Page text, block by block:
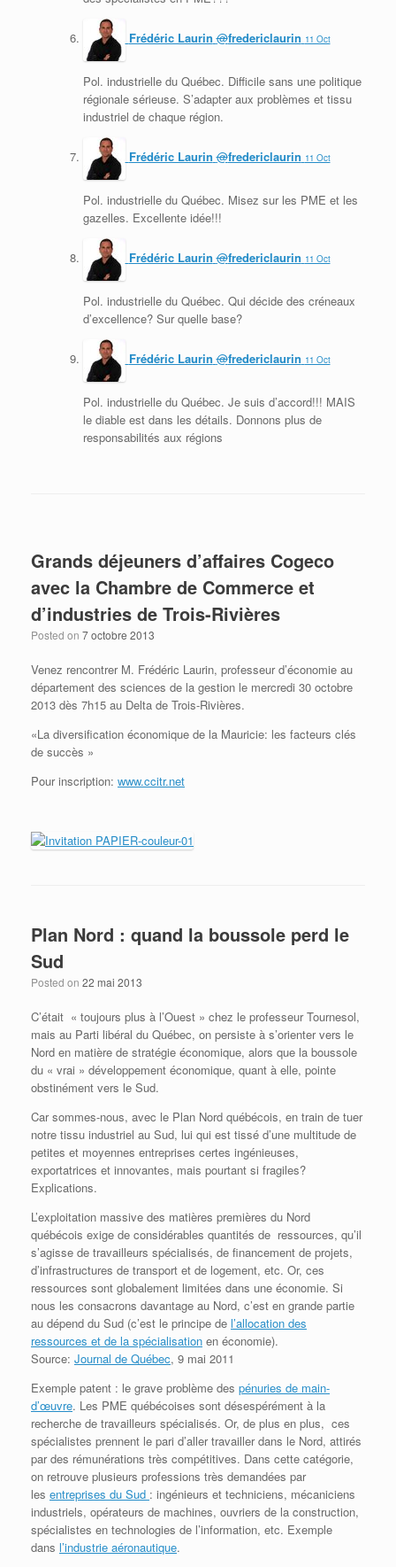
Frédéric Laurin ‏@fredericlaurin 11 Oct
Pol. industrielle du Québec. Difficile sans une politique
régionale sérieuse. S’adapter aux problèmes et tissu
industriel de chaque région.
Frédéric Laurin ‏@fredericlaurin 11 Oct
Pol. industrielle du Québec. Misez sur les PME et les
gazelles. Excellente idée!!!
Frédéric Laurin ‏@fredericlaurin 11 Oct
Pol. industrielle du Québec. Qui décide des créneaux
d’excellence? Sur quelle base?
Frédéric Laurin ‏@fredericlaurin 11 Oct
Pol. industrielle du Québec. Je suis d’accord!!! MAIS
le diable est dans les détails. Donnons plus de
responsabilités aux régions
Grands déjeuners d’affaires Cogeco
avec la Chambre de Commerce et
d’industries de Trois-Rivières
Posted on 7 octobre 2013
Venez rencontrer M. Frédéric Laurin, professeur d’économie au
département des sciences de la gestion le mercredi 30 octobre
2013 dès 7h15 au Delta de Trois-Rivières.
«La diversification économique de la Mauricie: les facteurs clés
de succès »
Pour inscription: www.ccitr.net
Plan Nord : quand la boussole perd le
Sud
Posted on 22 mai 2013
C’était « toujours plus à l’Ouest » chez le professeur Tournesol,
mais au Parti libéral du Québec, on persiste à s’orienter vers le
Nord en matière de stratégie économique, alors que la boussole
du « vrai » développement économique, quant à elle, pointe
obstinément vers le Sud.
Car sommes-nous, avec le Plan Nord québécois, en train de tuer
notre tissu industriel au Sud, lui qui est tissé d’une multitude de
petites et moyennes entreprises certes ingénieuses,
exportatrices et innovantes, mais pourtant si fragiles?
Explications.
L’exploitation massive des matières premières du Nord
québécois exige de considérables quantités de ressources, qu’il
s’agisse de travailleurs spécialisés, de financement de projets,
d’infrastructures de transport et de logement, etc. Or, ces
ressources sont globalement limitées dans une économie. Si
nous les consacrons davantage au Nord, c’est en grande partie
au dépend du Sud (c’est le principe de l’allocation des
ressources et de la spécialisation en économie).
Source: Journal de Québec, 9 mai 2011
Exemple patent : le grave problème des pénuries de main-
d’œuvre. Les PME québécoises sont désespérément à la
recherche de travailleurs spécialisés. Or, de plus en plus, ces
spécialistes prennent le pari d’aller travailler dans le Nord, attirés
par des rémunérations très compétitives. Dans cette catégorie,
on retrouve plusieurs professions très demandées par
les entreprises du Sud : ingénieurs et techniciens, mécaniciens
industriels, opérateurs de machines, ouvriers de la construction,
spécialistes en technologies de l’information, etc. Exemple
dans l’industrie aéronautique.